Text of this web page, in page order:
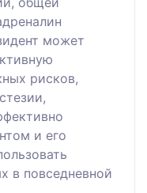
может
рисков,
и его
в повседневной